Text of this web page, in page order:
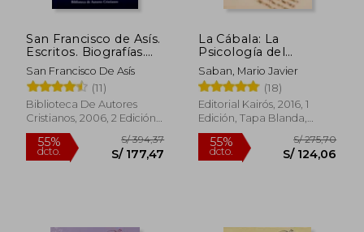
San Francisco de Asís.
Escritos. Biografías.
Documentos de la
época
San Francisco De Asís
(11)
Biblioteca De Autores
Cristianos, 2006, 2 Edición,
Tapa Dura, Nuevo
La Cábala: La
Psicología del
Misticismo Judío
Saban, Mario Javier
(18)
Editorial Kairós, 2016, 1
Edición, Tapa Blanda,
Nuevo